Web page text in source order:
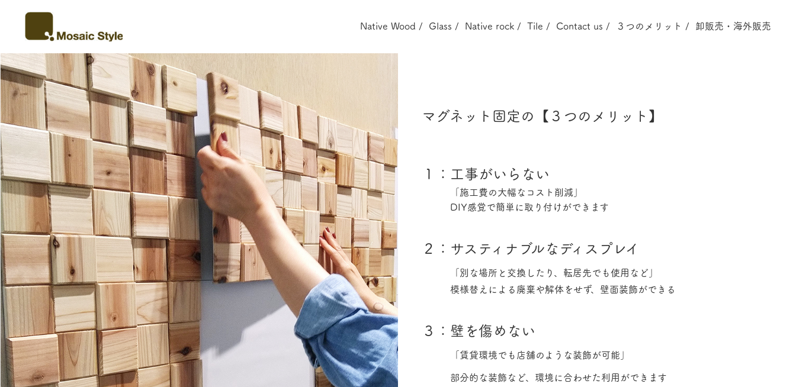
Native Wood / Glass / Native rock / Tile / Contact us / ３つのメリット / 卸販売・海外販売
マグネット固定の【３つのメリット】
１：工事がいらない
「施工費の大幅なコスト削減」
DIY感覚で簡単に取り付けができます
２：サスティナブルなディスプレイ
「別な場所と交換したり、転居先でも使用など」
模様替えによる廃棄や解体をせず、壁面装飾ができる
３：壁を傷めない
「賃貸環境でも店舗のような装飾が可能」
部分的な装飾など、環境に合わせた利用ができます